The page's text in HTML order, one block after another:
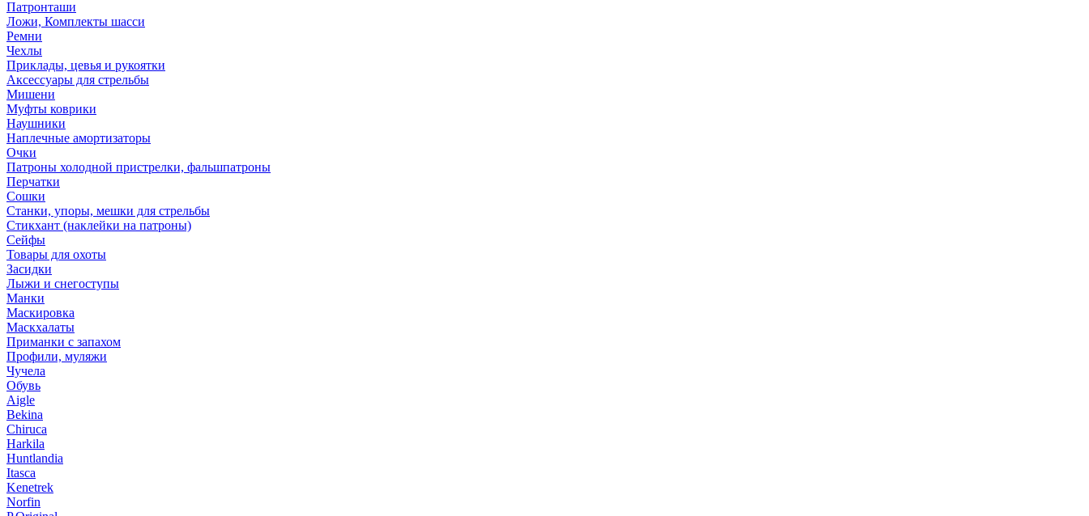
Патронташи
Ложи, Комплекты шасси
Ремни
Чехлы
Приклады, цевья и рукоятки
Аксессуары для стрельбы
Мишени
Муфты коврики
Наушники
Наплечные амортизаторы
Очки
Патроны холодной пристрелки, фальшпатроны
Перчатки
Сошки
Станки, упоры, мешки для стрельбы
Стикхант (наклейки на патроны)
Сейфы
Товары для охоты
Засидки
Лыжи и снегоступы
Манки
Маскировка
Маскхалаты
Приманки с запахом
Профили, муляжи
Чучела
Обувь
Aigle
Bekina
Chiruсa
Harkila
Huntlandia
Itasca
Kenetrek
Norfin